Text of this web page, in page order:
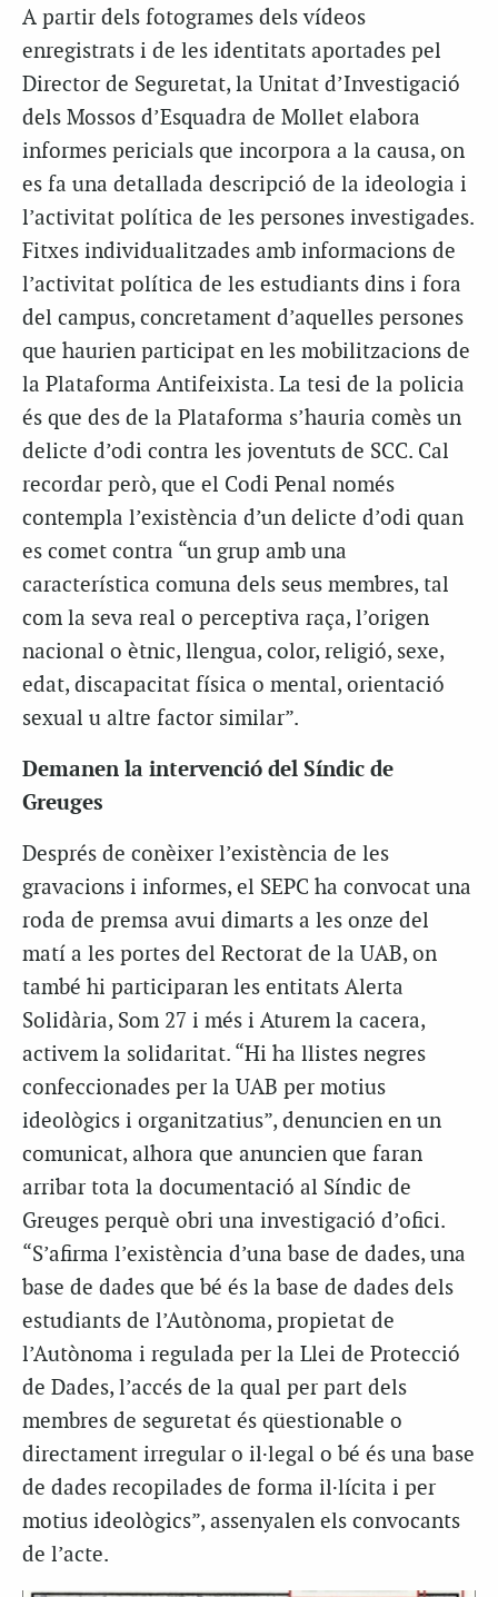
A partir dels fotogrames dels vídeos
enregistrats i de les identitats aportades pel
Director de Seguretat, la Unitat d’Investigació
dels Mossos d’Esquadra de Mollet elabora
informes pericials que incorpora a la causa, on
es fa una detallada descripció de la ideologia i
l’activitat política de les persones investigades.
Fitxes individualitzades amb informacions de
l’activitat política de les estudiants dins i fora
del campus, concretament d’aquelles persones
que haurien participat en les mobilitzacions de
la Plataforma Antifeixista. La tesi de la policia
és que des de la Plataforma s’hauria comès un
delicte d’odi contra les joventuts de SCC. Cal
recordar però, que el Codi Penal només
contempla l’existència d’un delicte d’odi quan
es comet contra “un grup amb una
característica comuna dels seus membres, tal
com la seva real o perceptiva raça, l’origen
nacional o ètnic, llengua, color, religió, sexe,
edat, discapacitat física o mental, orientació
sexual u altre factor similar”.
Demanen la intervenció del Síndic de
Greuges
Després de conèixer l’existència de les
gravacions i informes, el SEPC ha convocat una
roda de premsa avui dimarts a les onze del
matí a les portes del Rectorat de la UAB, on
també hi participaran les entitats Alerta
Solidària, Som 27 i més i Aturem la cacera,
activem la solidaritat. “Hi ha llistes negres
confeccionades per la UAB per motius
ideològics i organitzatius”, denuncien en un
comunicat, alhora que anuncien que faran
arribar tota la documentació al Síndic de
Greuges perquè obri una investigació d’ofici.
“S’afirma l’existència d’una base de dades, una
base de dades que bé és la base de dades dels
estudiants de l’Autònoma, propietat de
l’Autònoma i regulada per la Llei de Protecció
de Dades, l’accés de la qual per part dels
membres de seguretat és qüestionable o
directament irregular o il·legal o bé és una base
de dades recopilades de forma il·lícita i per
motius ideològics”, assenyalen els convocants
de l’acte.